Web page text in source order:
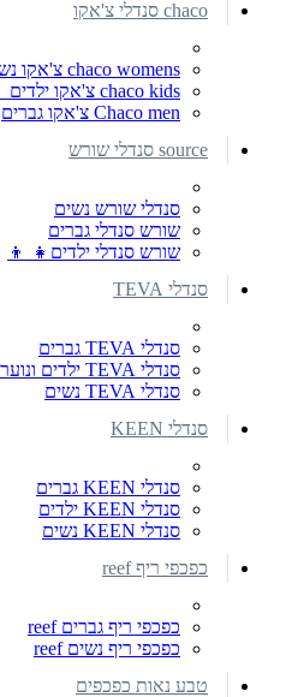
chaco סנדלי צ'אקו
chaco womens צ'אקו נשים
chaco kids צ'אקו ילדים 👧 👦
Chaco men צ'אקו גברים
source סנדלי שורש
סנדלי שורש נשים
שורש סנדלי גברים
שורש סנדלי ילדים👧 👦
סנדלי TEVA
סנדלי TEVA גברים
סנדלי TEVA ילדים ונוער
סנדלי TEVA נשים
סנדלי KEEN
סנדלי KEEN גברים
סנדלי KEEN ילדים
סנדלי KEEN נשים
כפכפי ריף reef
כפכפי ריף גברים reef
כפכפי ריף נשים reef
טבע נאות כפכפים